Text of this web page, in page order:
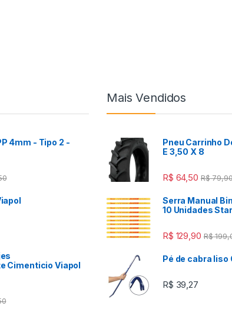
4mm - Tipo 2 -
Cimenticio Viapol
Mais Vendidos
Pneu Carrinho
E 3,50 X 8
R$ 64,50 R$
Serra Manual
10 Unidades
R$ 129,90 R$
Pé de cabra liso
R$ 39,27